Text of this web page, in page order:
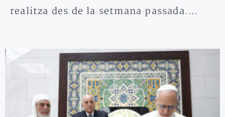
realitza des de la setmana passada.…